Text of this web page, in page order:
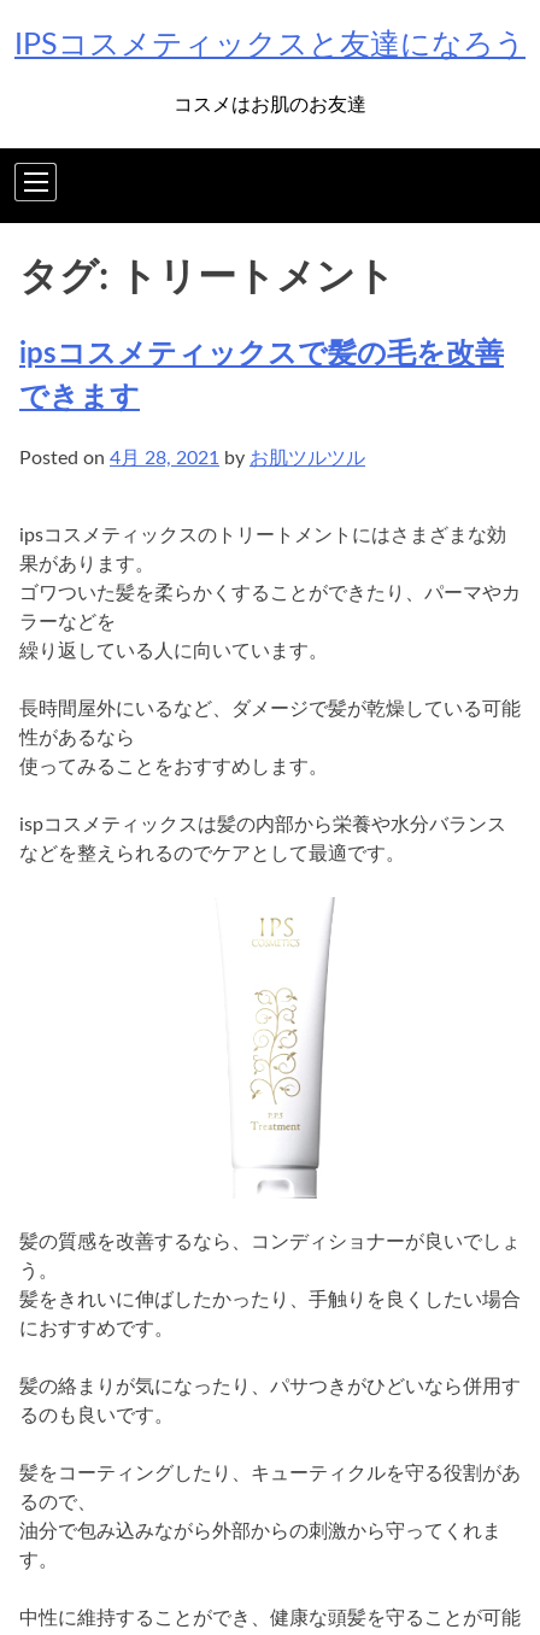
IPSコスメティックスと友達になろう
コスメはお肌のお友達
タグ: トリートメント
ipsコスメティックスで髪の毛を改善
できます
Posted on 4月 28, 2021 by お肌ツルツル
ipsコスメティックスのトリートメントにはさまざまな効
果があります。
ゴワついた髪を柔らかくすることができたり、パーマやカ
ラーなどを
繰り返している人に向いています。
長時間屋外にいるなど、ダメージで髪が乾燥している可能
性があるなら
使ってみることをおすすめします。
ispコスメティックスは髪の内部から栄養や水分バランス
などを整えられるのでケアとして最適です。
髪の質感を改善するなら、コンディショナーが良いでしょ
う。
髪をきれいに伸ばしたかったり、手触りを良くしたい場合
におすすめです。
髪の絡まりが気になったり、パサつきがひどいなら併用す
るのも良いです。
髪をコーティングしたり、キューティクルを守る役割があ
るので、
油分で包み込みながら外部からの刺激から守ってくれま
す。
中性に維持することができ、健康な頭髪を守ることが可能